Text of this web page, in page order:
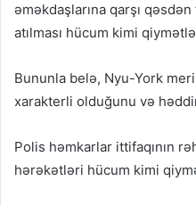
əməkdaşlarına qarşı
atılması hücum kimi
Bununla belə, Nyu-York
xarakterli olduğunu və
Polis həmkarlar ittifaqının
hərəkətləri hücum kimi